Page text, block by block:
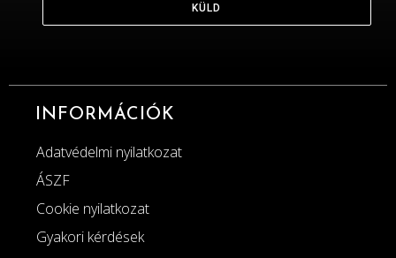
KÜLD
INFORMÁCIÓK
Adatvédelmi nyilatkozat
ÁSZF
Cookie nyilatkozat
Gyakori kérdések